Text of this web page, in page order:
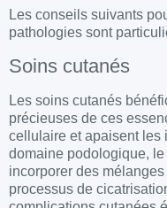
Les conseils suivants
pathologies sont
Soins cutanés
Les soins cutanés
précieuses de ces
cellulaire et apaisent les
domaine podologique,
incorporer des
processus de